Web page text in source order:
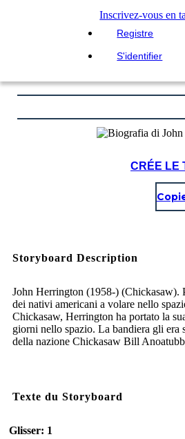
Inscrivez-vous en
Registre
S'identifier
CRÉE LE
Storyboard Description
John Herrington (1958-) (Chickasaw).
dei nativi americani a volare nello
Chickasaw, Herrington ha portato la
giorni nello spazio. La bandiera gli era
della nazione Chickasaw Bill
Texte du Storyboard
Glisser: 1